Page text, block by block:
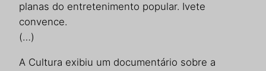
planas do entretenimento popular. Ivete
convence.
(…)
A Cultura exibiu um documentário sobre a